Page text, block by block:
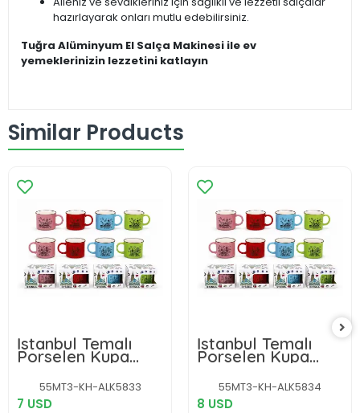
hazırlayarak onları mutlu edebilirsiniz.
Tuğra Alüminyum El Salça Makinesi ile ev
yemeklerinizin lezzetini katlayın
Similar Products
İstanbul Temalı
Porselen Kupa
Bardak Alk5833
55MT3-KH-ALK5833
7 USD
İstanbul Temalı
Porselen Kupa
Bardak Alk5834
55MT3-KH-ALK5834
8 USD